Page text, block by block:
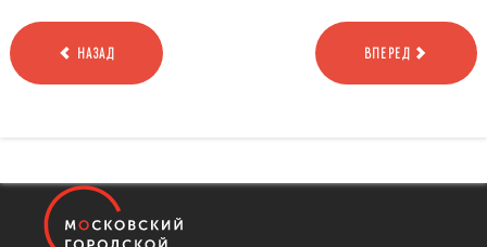
НАЗАД ВПЕРЕД